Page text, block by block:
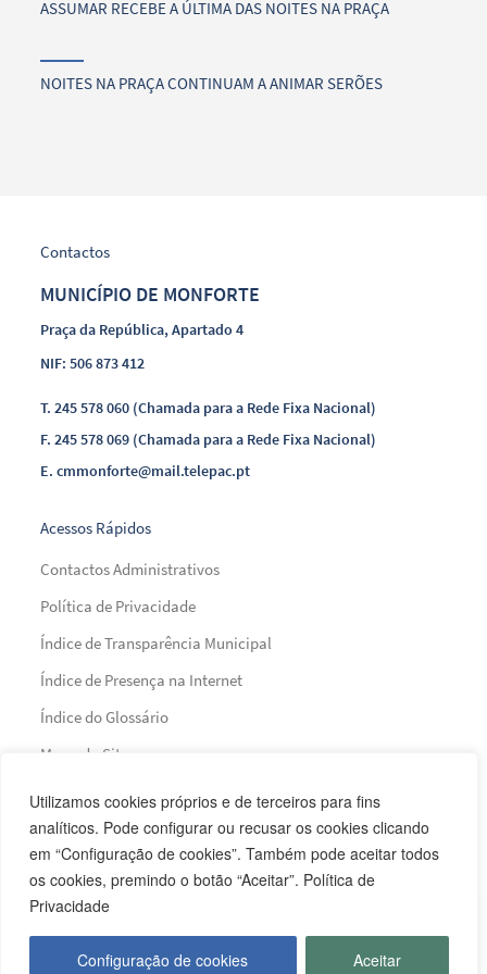
Utilizamos cookies próprios e de terceiros para fins
analíticos. Pode configurar ou recusar os cookies clicando
em “Configuração de cookies”. Também pode aceitar todos
os cookies, premindo o botão “Aceitar”. Política de
Privacidade
Configuração de cookies Aceitar
ASSUMAR RECEBE A ÚLTIMA DAS NOITES NA PRAÇA
NOITES NA PRAÇA CONTINUAM A ANIMAR SERÕES
Contactos
MUNICÍPIO DE MONFORTE
Praça da República, Apartado 4
NIF: 506 873 412
T.245 578 060 (Chamada para a Rede Fixa Nacional)
F.245 578 069 (Chamada para a Rede Fixa Nacional)
E.cmmonforte@mail.telepac.pt
Acessos Rápidos
Contactos Administrativos
Política de Privacidade
Índice de Transparência Municipal
Índice de Presença na Internet
Índice do Glossário
Mapa do Site
Financiamento